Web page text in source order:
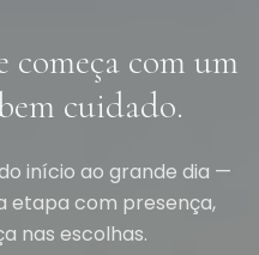
começa com um
cuidado.
início ao grande dia —
etapa com presença,
nas escolhas.